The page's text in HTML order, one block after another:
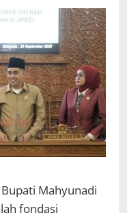
Mahyunadi
fondasi